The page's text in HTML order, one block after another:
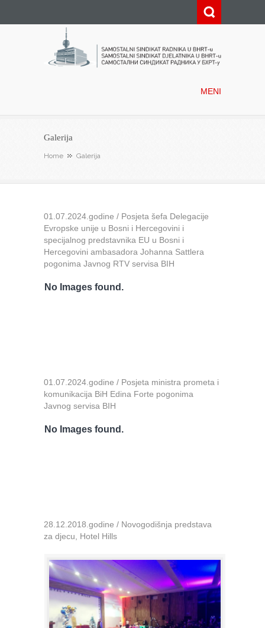
MENI
Galerija
Home Galerija
01.07.2024.godine / Posjeta šefa Delegacije
Evropske unije u Bosni i Hercegovini i
specijalnog predstavnika EU u Bosni i
Hercegovini ambasadora Johanna Sattlera
pogonima Javnog RTV servisa BIH
No Images found.
01.07.2024.godine / Posjeta ministra prometa i
komunikacija BiH Edina Forte pogonima
Javnog servisa BIH
No Images found.
28.12.2018.godine / Novogodišnja predstava
za djecu, Hotel Hills